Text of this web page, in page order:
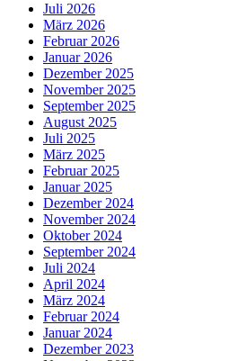
Juli 2026
März 2026
Februar 2026
Januar 2026
Dezember 2025
November 2025
September 2025
August 2025
Juli 2025
März 2025
Februar 2025
Januar 2025
Dezember 2024
November 2024
Oktober 2024
September 2024
Juli 2024
April 2024
März 2024
Februar 2024
Januar 2024
Dezember 2023